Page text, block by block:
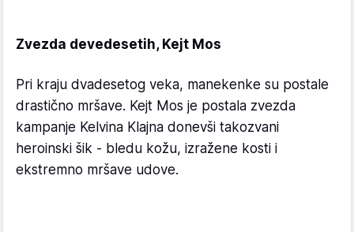
Zvezda devedesetih, Kejt Mos
Pri kraju dvadesetog veka, manekenke su postale
drastično mršave. Kejt Mos je postala zvezda
kampanje Kelvina Klajna donevši takozvani
heroinski šik - bledu kožu, izražene kosti i
ekstremno mršave udove.